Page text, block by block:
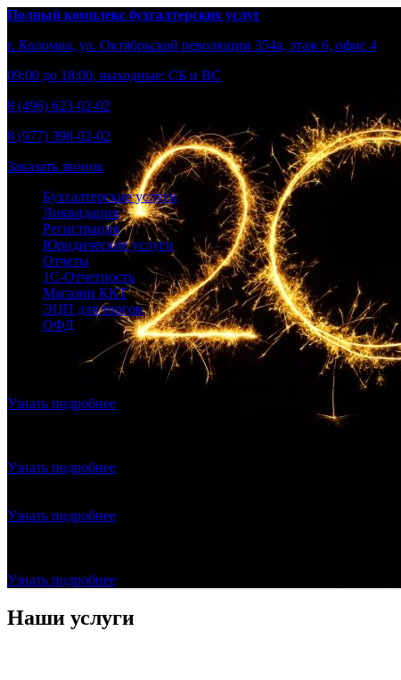
Полный комплекс бухгалтерских услуг
г. Коломна, ул. Октябрьской революции 354а, этаж 6, офис 4
09:00 до 18:00, выходные: СБ и ВС
8 (496) 623-02-02
8 (977) 398-02-02
Заказать звонок
Бухгалтерские услуги
Ликвидация
Регистрация
Юридические услуги
Отчеты
1С-Отчетность
Магазин ККТ
ЭЦП для торгов
ОФД
Берем бухгалтерию и общение с налоговой на себя, вы –
Получите доступ к бухгалтерской программе за 1 минуту и
Узнать подробнее
Узнать подробнее
Узнать подробнее
Узнать подробнее
Наши услуги